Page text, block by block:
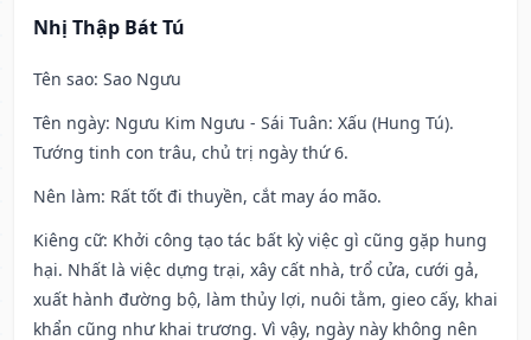
Nhị Thập Bát Tú
Tên sao: Sao Ngưu
Tên ngày: Ngưu Kim Ngưu - Sái Tuân: Xấu (Hung Tú).
Tướng tinh con trâu, chủ trị ngày thứ 6.
Nên làm: Rất tốt đi thuyền, cắt may áo mão.
Kiêng cữ: Khởi công tạo tác bất kỳ việc gì cũng gặp hung
hại. Nhất là việc dựng trại, xây cất nhà, trổ cửa, cưới gả,
xuất hành đường bộ, làm thủy lợi, nuôi tằm, gieo cấy, khai
khẩn cũng như khai trương. Vì vậy, ngày này không nên